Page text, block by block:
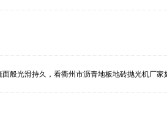
面般光滑持久，看衢州市沥青地板地砖抛光机厂家